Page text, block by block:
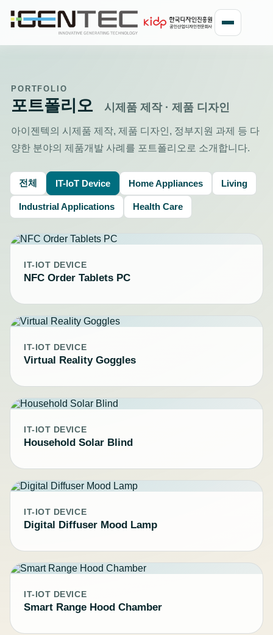
PORTFOLIO
포트폴리오 시제품 제작 · 제품 디자인
아이젠텍의 시제품 제작, 제품 디자인, 정부지원 과제 등 다
양한 분야의 제품개발 사례를 포트폴리오로 소개합니다.
전체 IT-IoT Device Home Appliances Living
Industrial Applications Health Care
IT-IOT DEVICE
NFC Order Tablets PC
IT-IOT DEVICE
Virtual Reality Goggles
IT-IOT DEVICE
Household Solar Blind
IT-IOT DEVICE
Digital Diffuser Mood Lamp
IT-IOT DEVICE
Smart Range Hood Chamber